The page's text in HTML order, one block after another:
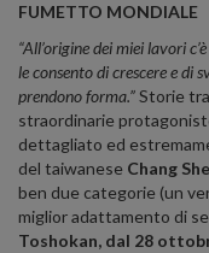
FUMETTO MONDIALE
“All’origine dei miei lavori
le consento di crescere e di
prendono forma.”Storie
straordinarie
dettagliato ed
del taiwanese Chang
ben due categorie (un
miglior adattamento di
Toshokan, dal 28